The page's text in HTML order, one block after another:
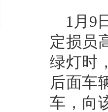
1月9
定损员
绿灯时
后面车
车，向